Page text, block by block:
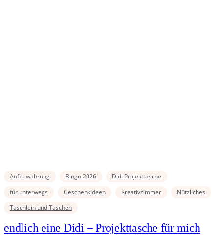
Aufbewahrung Bingo 2026
Didi Projekttasche
für unterwegs
Geschenkideen Kreativzimmer
Nützliches
Täschlein und Taschen
endlich eine Didi – Projekttasche für mich